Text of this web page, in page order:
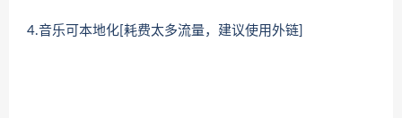
4.音乐可本地化[耗费太多流量，建议使用外链]